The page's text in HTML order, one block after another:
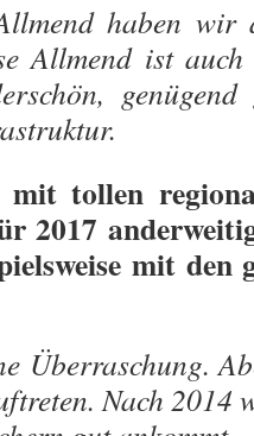
haben wir
Allmend ist
tollen
2017
mit den
Überraschung.
Nach 2014